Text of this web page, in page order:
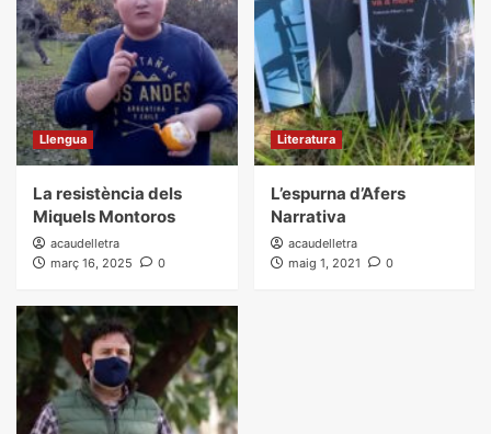
Llengua
La resistència dels
Miquels Montoros
acaudelletra
març 16, 2025
0
Literatura
L’espurna d’Afers
Narrativa
acaudelletra
maig 1, 2021
0